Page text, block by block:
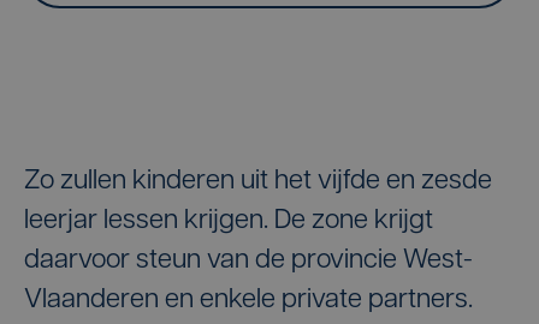
Zo zullen kinderen uit het vijfde en zesde
leerjar lessen krijgen. De zone krijgt
daarvoor steun van de provincie West-
Vlaanderen en enkele private partners.